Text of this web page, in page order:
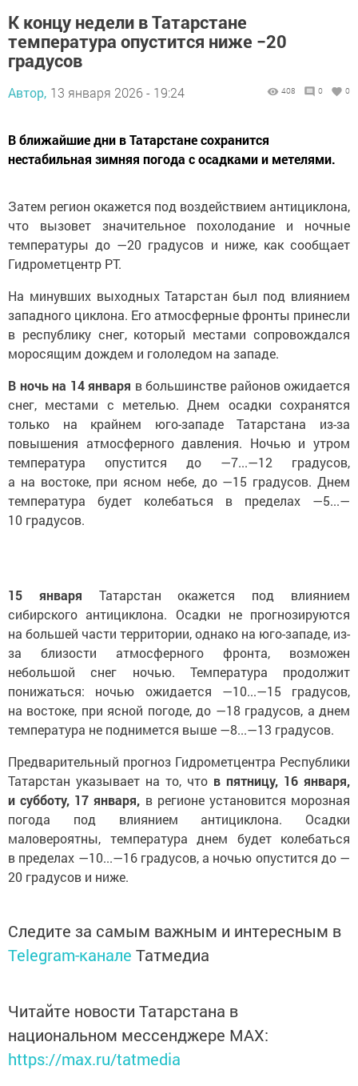
К концу недели в Татарстане
температура опустится ниже −20
градусов
Автор, 13 января 2026 - 19:24 408 0 0
В ближайшие дни в Татарстане сохранится
нестабильная зимняя погода с осадками и метелями.
Затем регион окажется под воздействием антициклона,
что вызовет значительное похолодание и ночные
температуры до —20 градусов и ниже, как сообщает
Гидрометцентр РТ.
На минувших выходных Татарстан был под влиянием
западного циклона. Его атмосферные фронты принесли
в республику снег, который местами сопровождался
моросящим дождем и гололедом на западе.
В ночь на 14 января в большинстве районов ожидается
снег, местами с метелью. Днем осадки сохранятся
только на крайнем юго-западе Татарстана из-за
повышения атмосферного давления. Ночью и утром
температура опустится до —7...—12 градусов,
а на востоке, при ясном небе, до —15 градусов. Днем
температура будет колебаться в пределах —5...—
10 градусов.
15 января Татарстан окажется под влиянием
сибирского антициклона. Осадки не прогнозируются
на большей части территории, однако на юго-западе, из-
за близости атмосферного фронта, возможен
небольшой снег ночью. Температура продолжит
понижаться: ночью ожидается —10...—15 градусов,
на востоке, при ясной погоде, до —18 градусов, а днем
температура не поднимется выше —8...—13 градусов.
Предварительный прогноз Гидрометцентра Республики
Татарстан указывает на то, что в пятницу, 16 января,
и субботу, 17 января, в регионе установится морозная
погода под влиянием антициклона. Осадки
маловероятны, температура днем будет колебаться
в пределах —10...—16 градусов, а ночью опустится до —
20 градусов и ниже.
Следите за самым важным и интересным в
Telegram-канале Татмедиа
Читайте новости Татарстана в
национальном мессенджере MАХ:
https://max.ru/tatmedia